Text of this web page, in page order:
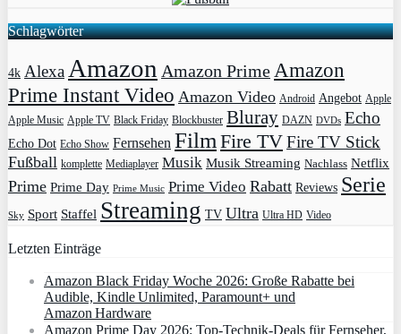
Schlagwörter
4k Alexa Amazon Amazon Prime Amazon
Prime Instant Video Amazon Video Android Angebot Apple
Apple Music Apple TV Black Friday Blockbuster Bluray DAZN DVDs Echo
Echo Dot Echo Show Fernsehen Film Fire TVFire TV Stick
Fußball komplette Mediaplayer Musik Musik Streaming Nachlass Netflix
Prime Prime Day Prime Music Prime Video Rabatt Reviews Serie
Sky Sport Staffel Streaming TV Ultra Ultra HD Video
Letzten Einträge
Amazon Black Friday Woche 2026: Große Rabatte bei
Audible, Kindle Unlimited, Paramount+ und
Amazon Hardware
Amazon Prime Day 2026: Top-Technik-Deals für Fernseher,